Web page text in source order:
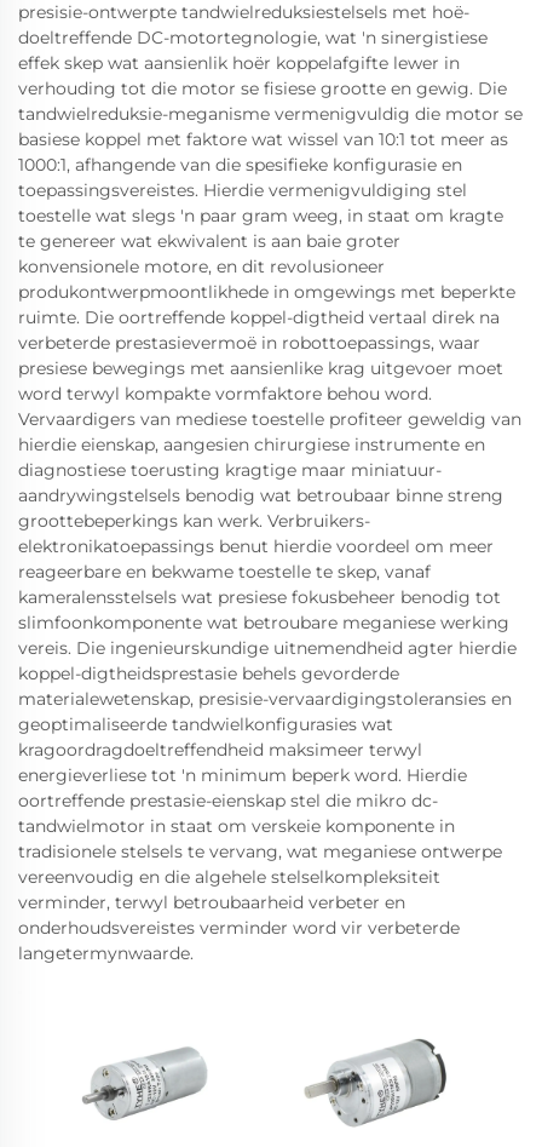
presisie-ontwerpte tandwielreduksiestelsels met hoë-
doeltreffende DC-motortegnologie, wat 'n sinergistiese
effek skep wat aansienlik hoër koppelafgifte lewer in
verhouding tot die motor se fisiese grootte en gewig. Die
tandwielreduksie-meganisme vermenigvuldig die motor se
basiese koppel met faktore wat wissel van 10:1 tot meer as
1000:1, afhangende van die spesifieke konfigurasie en
toepassingsvereistes. Hierdie vermenigvuldiging stel
toestelle wat slegs 'n paar gram weeg, in staat om kragte
te genereer wat ekwivalent is aan baie groter
konvensionele motore, en dit revolusioneer
produkontwerpmoontlikhede in omgewings met beperkte
ruimte. Die oortreffende koppel-digtheid vertaal direk na
verbeterde prestasievermoë in robottoepassings, waar
presiese bewegings met aansienlike krag uitgevoer moet
word terwyl kompakte vormfaktore behou word.
Vervaardigers van mediese toestelle profiteer geweldig van
hierdie eienskap, aangesien chirurgiese instrumente en
diagnostiese toerusting kragtige maar miniatuur-
aandrywingstelsels benodig wat betroubaar binne streng
groottebeperkings kan werk. Verbruikers-
elektronikatoepassings benut hierdie voordeel om meer
reageerbare en bekwame toestelle te skep, vanaf
kameralensstelsels wat presiese fokusbeheer benodig tot
slimfoonkomponente wat betroubare meganiese werking
vereis. Die ingenieurskundige uitnemendheid agter hierdie
koppel-digtheidsprestasie behels gevorderde
materialewetenskap, presisie-vervaardigingstoleransies en
geoptimaliseerde tandwielkonfigurasies wat
kragoordragdoeltreffendheid maksimeer terwyl
energieverliese tot 'n minimum beperk word. Hierdie
oortreffende prestasie-eienskap stel die mikro dc-
tandwielmotor in staat om verskeie komponente in
tradisionele stelsels te vervang, wat meganiese ontwerpe
vereenvoudig en die algehele stelselkompleksiteit
verminder, terwyl betroubaarheid verbeter en
onderhoudsvereistes verminder word vir verbeterde
langetermynwaarde.